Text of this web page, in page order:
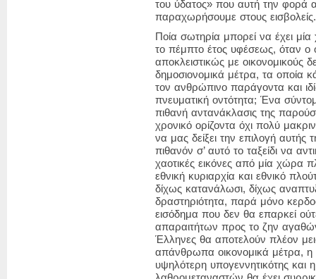
του ύδατος» που αυτή την φορά
παραχωρήσουμε στους εισβολείς.
Ποία σωτηρία μπορεί να έχει
το πέμπτο έτος υφέσεως, όταν ο
αποκλειστικώς με οικονομικούς
δημοσιονομικά μέτρα, τα οποία
τον ανθρώπινο παράγοντα και
πνευματική οντότητα; Ένα
πιθανή αντανάκλασις της
χρονικό ορίζοντα όχι πολύ
να μας δείξει την επιλογή
πιθανόν σ’ αυτό το ταξείδι να
χαοτικές εικόνες από μία χώρα
εθνική κυριαρχία και εθνικό
δίχως κατανάλωσι, δίχως
δραστηριότητα, παρά μόνο
εισόδημα που δεν θα επαρκεί
απαραιτήτων προς το ζην
Έλληνες θα αποτελούν πλέον
απάνθρωπα οικονομικά μέτρα,
υψηλότερη υπογεννητικότης και